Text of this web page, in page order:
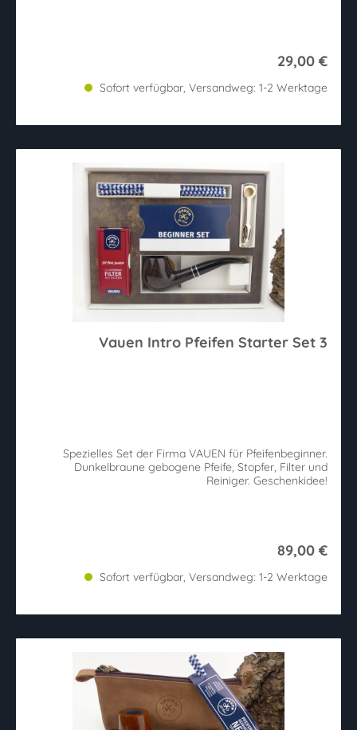
29,00 €
Sofort verfügbar, Versandweg: 1-2 Werktage
Vauen Intro Pfeifen Starter Set 3
Spezielles Set der Firma VAUEN für Pfeifenbeginner.
Dunkelbraune gebogene Pfeife, Stopfer, Filter und
Reiniger. Geschenkidee!
89,00 €
Sofort verfügbar, Versandweg: 1-2 Werktage